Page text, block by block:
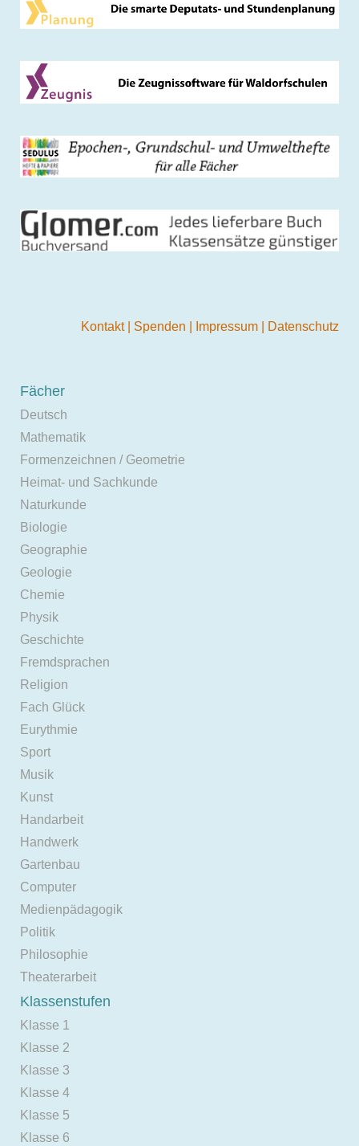
Kontakt Spenden Impressum Datenschutz
Fächer
Deutsch
Mathematik
Formenzeichnen / Geometrie
Heimat- und Sachkunde
Naturkunde
Biologie
Geographie
Geologie
Chemie
Physik
Geschichte
Fremdsprachen
Religion
Fach Glück
Eurythmie
Sport
Musik
Kunst
Handarbeit
Handwerk
Gartenbau
Computer
Medienpädagogik
Politik
Philosophie
Theaterarbeit
Klassenstufen
Klasse 1
Klasse 2
Klasse 3
Klasse 4
Klasse 5
Klasse 6